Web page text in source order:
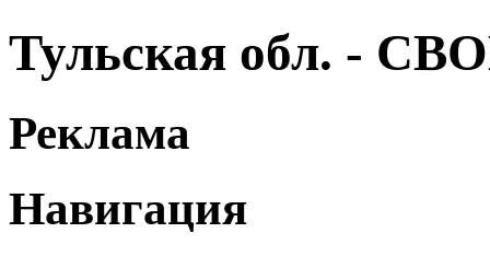
Тульская обл. -
Реклама
Навигация